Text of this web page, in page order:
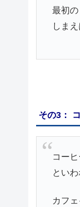
最初
しま
その3：
コー
とい
カフ